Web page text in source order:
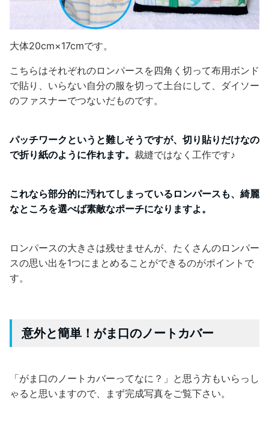
大体20cm×17cmです。
こちらはそれぞれのロンパースを四角く切って布用ボンド
で貼り、いらない自分の服を切って土台にして、ダイソー
のファスナーでつないだものです。
パッチワークというと難しそうですが、切り貼りだけなの
で折り紙のように作れます。 裁縫ではなく工作です♪
これなら部分的に汚れてしまっているロンパースも、綺麗
なところを選べば素敵なポーチになりますよ。
ロンパースの大きさは残せませんが、たくさんのロンパー
スの思い出を1つにまとめることができるのがポイントで
す。
意外と簡単！がま口のノートカバー
「がま口のノートカバーってなに？」と思う方もいらっし
ゃると思いますので、まず完成写真をご覧下さい。